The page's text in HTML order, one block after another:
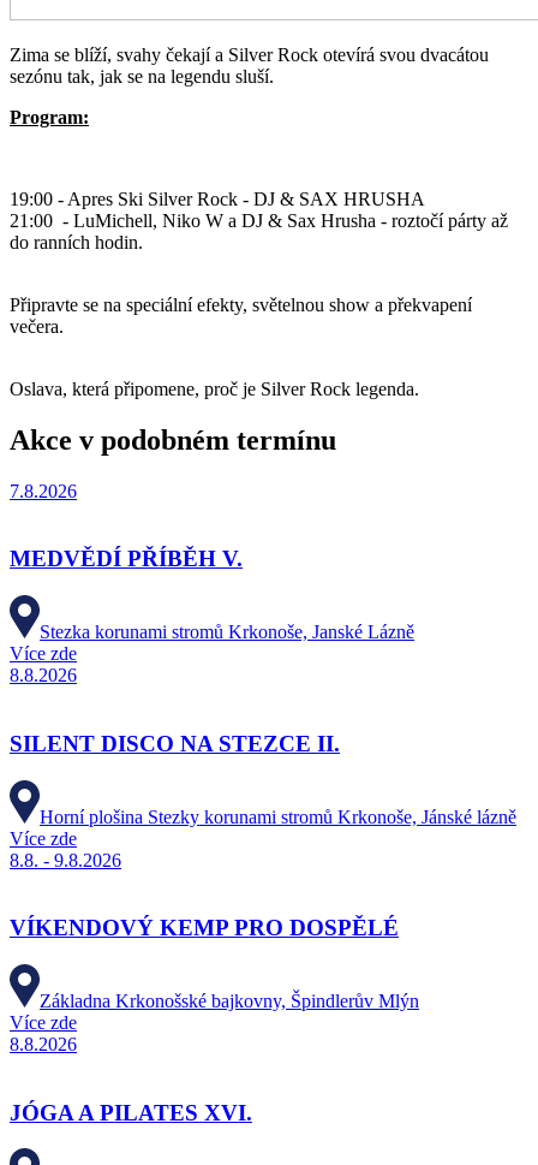
Zima se blíží, svahy čekají a Silver Rock otevírá svou dvacátou
sezónu tak, jak se na legendu sluší.
Program:
19:00 - Apres Ski Silver Rock - DJ & SAX HRUSHA
21:00 - LuMichell, Niko W a DJ & Sax Hrusha - roztočí párty až
do ranních hodin.
Připravte se na speciální efekty, světelnou show a překvapení
večera.
Oslava, která připomene, proč je Silver Rock legenda.
Akce v podobném termínu
7.8.2026
MEDVĚDÍ PŘÍBĚH V.
Stezka korunami stromů Krkonoše, Janské Lázně
Více zde
8.8.2026
SILENT DISCO NA STEZCE II.
Horní plošina Stezky korunami stromů Krkonoše, Jánské lázně
Více zde
8.8. - 9.8.2026
VÍKENDOVÝ KEMP PRO DOSPĚLÉ
Základna Krkonošské bajkovny, Špindlerův Mlýn
Více zde
8.8.2026
JÓGA A PILATES XVI.